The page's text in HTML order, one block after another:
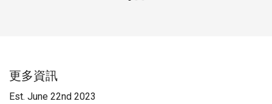
更多資訊
Est. June 22nd 2023